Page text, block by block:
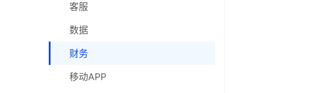
移动APP
设置
三方仓
在线研讨会
库存
客服
数据
财务
客服
数据
财务
移动APP